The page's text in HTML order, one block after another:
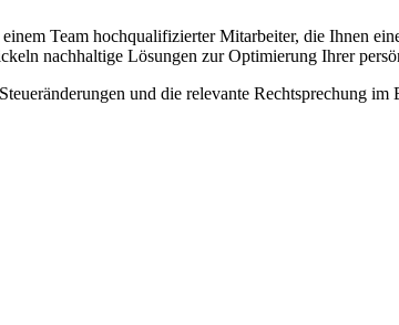
Team hochqualifizierter Mitarbeiter, die Ihnen
nachhaltige Lösungen zur Optimierung Ihrer
und die relevante Rechtsprechung im